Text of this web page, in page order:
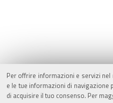
Per offrire informazioni e servizi
e le tue informazioni di
di acquisire il tuo consenso. Per